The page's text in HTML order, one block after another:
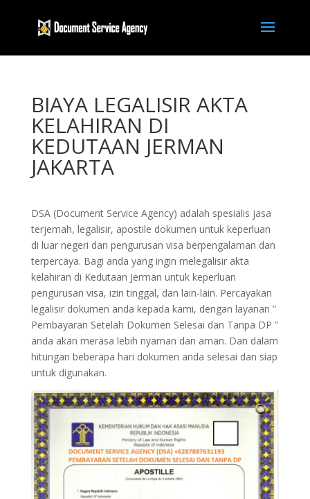
BIAYA LEGALISIR AKTA
KELAHIRAN DI
KEDUTAAN JERMAN
JAKARTA
DSA (Document Service Agency) adalah spesialis jasa
terjemah, legalisir, apostile dokumen untuk keperluan
di luar negeri dan pengurusan visa berpengalaman dan
terpercaya. Bagi anda yang ingin melegalisir akta
kelahiran di Kedutaan Jerman untuk keperluan
pengurusan visa, izin tinggal, dan lain-lain. Percayakan
legalisir dokumen anda kepada kami, dengan layanan ”
Pembayaran Setelah Dokumen Selesai dan Tanpa DP ”
anda akan merasa lebih nyaman dan aman. Dan dalam
hitungan beberapa hari dokumen anda selesai dan siap
untuk digunakan.